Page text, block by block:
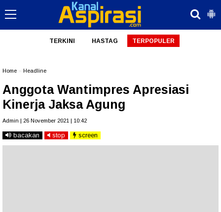
TERKINI HASTAG TERPOPULER
Home Headline
Anggota Wantimpres Apresiasi
Kinerja Jaksa Agung
Admin | 26 November 2021 | 10:42
bacakan stop screen